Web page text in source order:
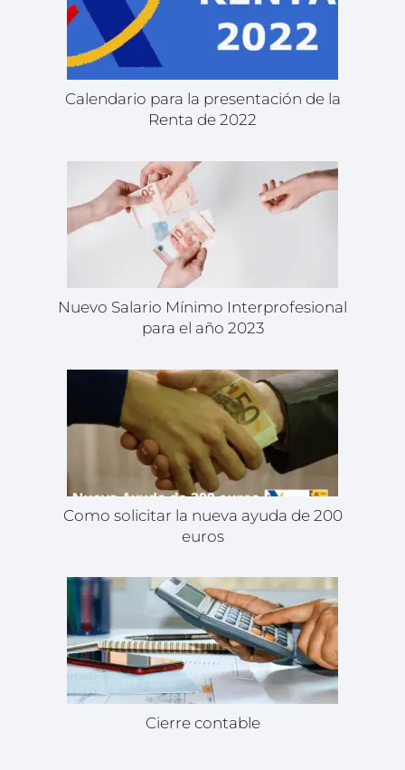
Calendario para la presentación de la
Renta de 2022
Nuevo Salario Mínimo Interprofesional
para el año 2023
Como solicitar la nueva ayuda de 200
euros
Cierre contable